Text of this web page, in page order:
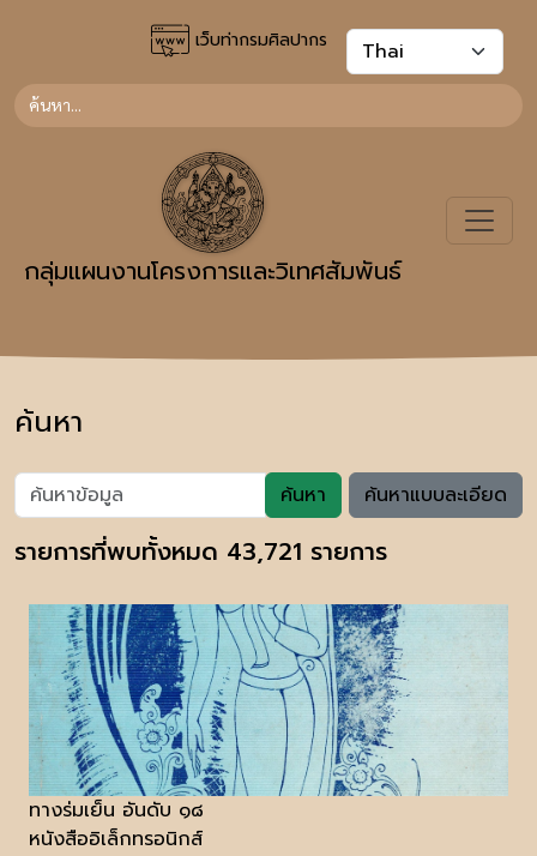
เว็บท่ากรมศิลปากร
กลุ่มแผนงานโครงการและวิเทศสัมพันธ์
ค้นหา
ค้นหา ค้นหาแบบละเอียด
รายการที่พบทั้งหมด 43,721 รายการ
ทางร่มเย็น อันดับ ๑๘
หนังสืออิเล็กทรอนิกส์